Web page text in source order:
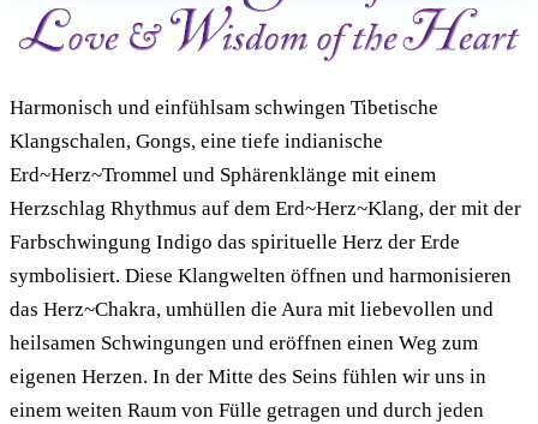
Harmonisch und einfühlsam schwingen Tibetische
Klangschalen, Gongs, eine tiefe indianische
Erd~Herz~Trommel und Sphärenklänge mit einem
Herzschlag Rhythmus auf dem Erd~Herz~Klang, der mit der
Farbschwingung Indigo das spirituelle Herz der Erde
symbolisiert. Diese Klangwelten öffnen und harmonisieren
das Herz~Chakra, umhüllen die Aura mit liebevollen und
heilsamen Schwingungen und eröffnen einen Weg zum
eigenen Herzen. In der Mitte des Seins fühlen wir uns in
einem weiten Raum von Fülle getragen und durch jeden